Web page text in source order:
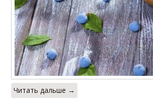
Читать дальше →